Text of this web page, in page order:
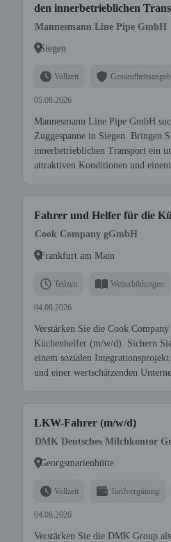
den innerbetrieblichen
Mannesmann Line Pipe GmbH
Siegen
Vollzeit
05.08.2026
Mannesmann Line Pipe GmbH
Zuggespanne in Siegen. Bringen
innerbetrieblichen Transport ein
attraktiven Konditionen und
Fahrer und Helfer für die
Cook Company gGmbH
Frankfurt am Main
Teilzeit Weiterbildungen
04.08.2026
Verstärken Sie die Cook
Küchenhelfer (m/w/d). Sichern
einem sozialen
und einer wertschätzenden
LKW-Fahrer (m/w/d)
DMK Deutsches Milchkontor
Georgsmarienhütte
Vollzeit Tarifvergütung
04.08.2026
Verstärken Sie die DMK Group